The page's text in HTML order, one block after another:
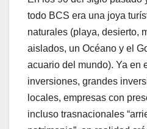
todo BCS era una joya
naturales (playa, desierto,
aislados, un Océano y el
acuario del mundo). Ya en
inversiones, grandes
locales, empresas con
incluso trasnacionales